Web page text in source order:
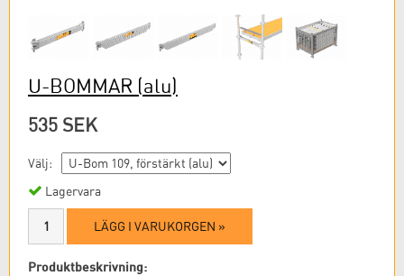
U-BOMMAR (alu)
535 SEK
Välj:
Lagervara
LÄGG I VARUKORGEN »
Produktbeskrivning: